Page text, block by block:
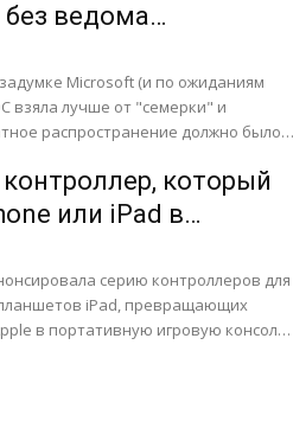
ведома
Microsoft (и по ожиданиям
взяла лучше от "семерки" и
распространение должно было
который
или iPad в
серию контроллеров для
iPad, превращающих
в портативную игровую консоль